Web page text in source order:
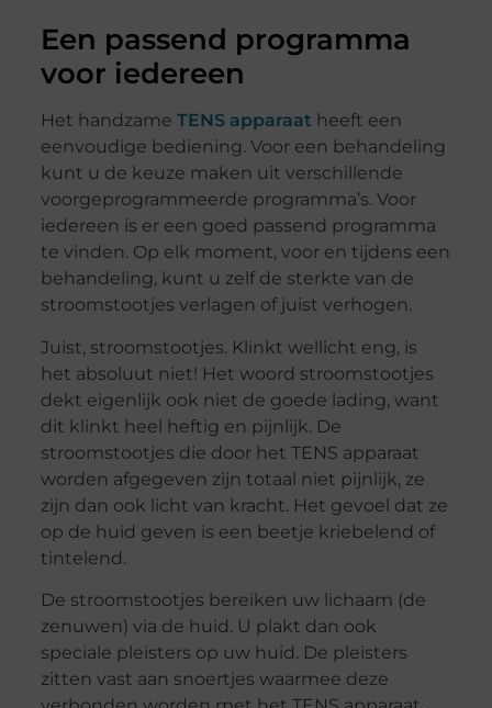
Een passend programma
voor iedereen
Het handzame TENS apparaat heeft een
eenvoudige bediening. Voor een behandeling
kunt u de keuze maken uit verschillende
voorgeprogrammeerde programma’s. Voor
iedereen is er een goed passend programma
te vinden. Op elk moment, voor en tijdens een
behandeling, kunt u zelf de sterkte van de
stroomstootjes verlagen of juist verhogen.
Juist, stroomstootjes. Klinkt wellicht eng, is
het absoluut niet! Het woord stroomstootjes
dekt eigenlijk ook niet de goede lading, want
dit klinkt heel heftig en pijnlijk. De
stroomstootjes die door het TENS apparaat
worden afgegeven zijn totaal niet pijnlijk, ze
zijn dan ook licht van kracht. Het gevoel dat ze
op de huid geven is een beetje kriebelend of
tintelend.
De stroomstootjes bereiken uw lichaam (de
zenuwen) via de huid. U plakt dan ook
speciale pleisters op uw huid. De pleisters
zitten vast aan snoertjes waarmee deze